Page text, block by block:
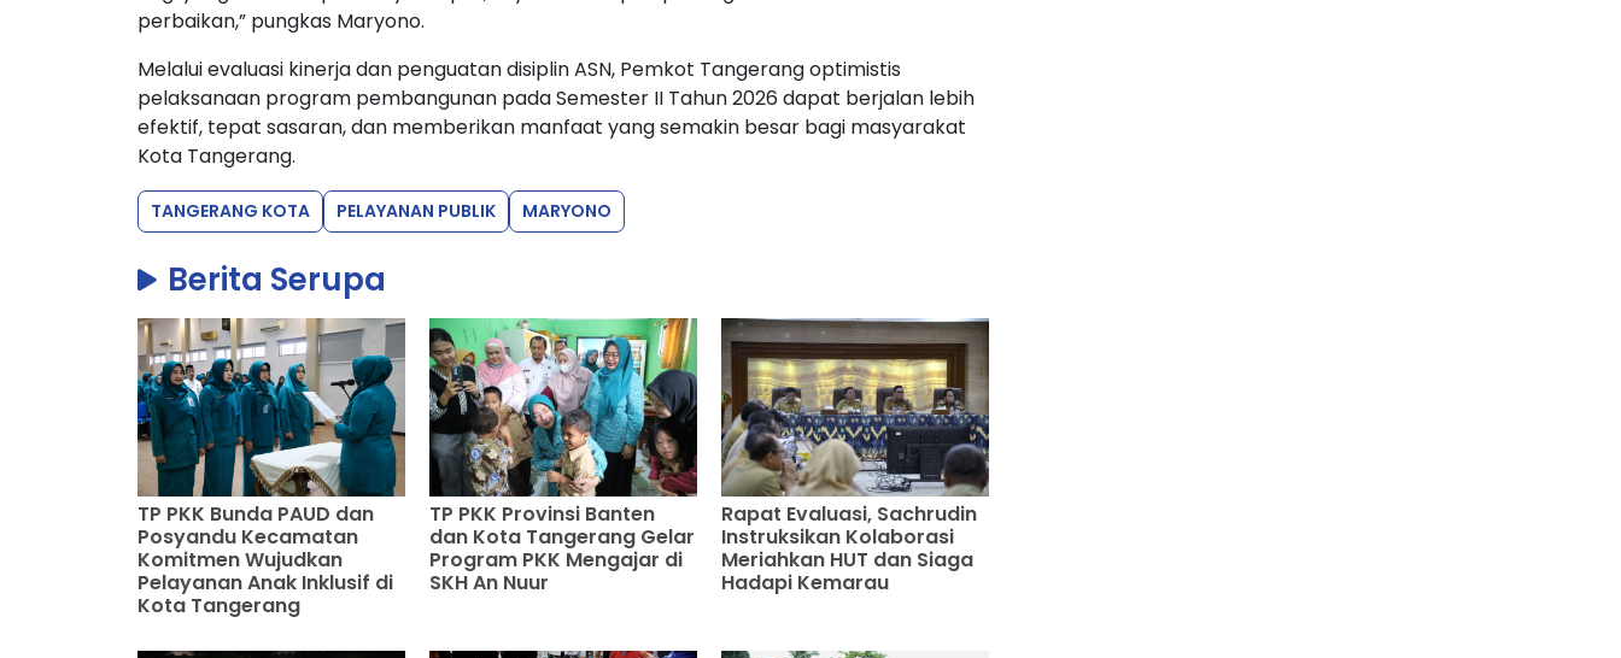
perbaikan,” pungkas Maryono.
Melalui evaluasi kinerja dan penguatan disiplin ASN, Pemkot Tangerang optimistis
pelaksanaan program pembangunan pada Semester II Tahun 2026 dapat berjalan lebih
efektif, tepat sasaran, dan memberikan manfaat yang semakin besar bagi masyarakat
Kota Tangerang.
TANGERANG KOTA PELAYANAN PUBLIK MARYONO
Berita Serupa
TP PKK Bunda PAUD dan
Posyandu Kecamatan
Komitmen Wujudkan
Pelayanan Anak Inklusif di
Kota Tangerang
TP PKK Provinsi Banten
dan Kota Tangerang Gelar
Program PKK Mengajar di
SKH An Nuur
Rapat Evaluasi, Sachrudin
Instruksikan Kolaborasi
Meriahkan HUT dan Siaga
Hadapi Kemarau